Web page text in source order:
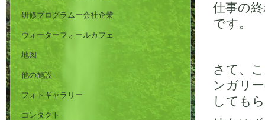
研修プログラムー会社企業
ウォーターフォールカフェ
地図
他の施設
フォトギャラリー
コンタクト
仕事の
です。
さて、
ンガリ
しても